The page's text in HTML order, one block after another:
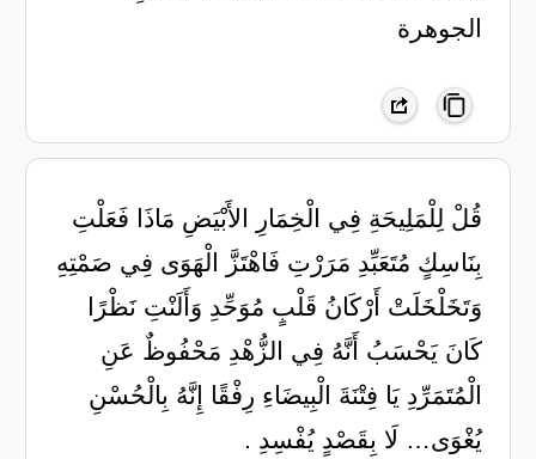
الجوهرة
قُلْ لِلْمَلِيحَةِ فِي الْخِمَارِ الأَبْيَضِ مَاذَا فَعَلْتِ
بِنَاسِكٍ مُتَعَبِّدِ مَرَرْتِ فَاهْتَزَّ الْهَوَى فِي صَمْتِهِ
وَتَخَلْخَلَتْ أَرْكَانُ قَلْبٍ مُوَحِّدِ وَأَلَنْتِ نَظْرًا
كَانَ يَحْسَبُ أَنَّهُ فِي الزُّهْدِ مَحْفُوظٌ عَنِ
الْمُتَمَرِّدِ يَا فِتْنَةَ الْبِيضَاءِ رِفْقًا إِنَّهُ بِالْحُسْنِ
يُغْوَى… لَا بِقَصْدٍ يُفْسِدِ .